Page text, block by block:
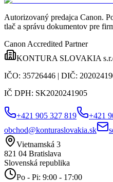
Autorizovaný predajca Canon.
tlač a správu dokumentov pre
Canon Accredited Partner
KONTURA SLOVAKIA
IČO: 35726446 | DIČ:
IČ DPH: SK2020241905
+421 905 327 819
+421
obchod@konturaslovakia.sk
Vietnamská 3
821 04 Bratislava
Slovenská republika
Po - Pi: 9:00 - 17:00